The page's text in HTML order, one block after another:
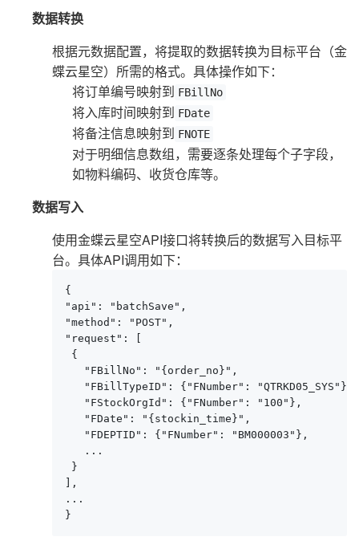
数据转换
根据元数据配置，将提取的数据转换为目标平台（金
蝶云星空）所需的格式。具体操作如下：
将订单编号映射到 FBillNo
将入库时间映射到 FDate
将备注信息映射到 FNOTE
对于明细信息数组，需要逐条处理每个子字段，
如物料编码、收货仓库等。
数据写入
使用金蝶云星空API接口将转换后的数据写入目标平
台。具体API调用如下：
{
"api": "batchSave",
"method": "POST",
"request": [
{
   "FBillNo": "{order_no}",
   "FBillTypeID": {"FNumber": "QTRKD05_SYS"},
   "FStockOrgId": {"FNumber": "100"},
   "FDate": "{stockin_time}",
   "FDEPTID": {"FNumber": "BM000003"},
   ...
}
],
...
}